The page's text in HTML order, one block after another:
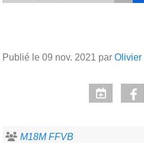
Publié le 09 nov. 2021 par Olivier
M18M FFVB